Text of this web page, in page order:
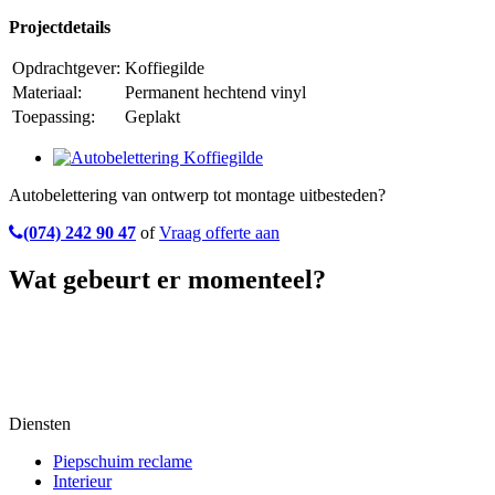
Projectdetails
Opdrachtgever: Koffiegilde
Materiaal:
Permanent hechtend vinyl
Toepassing:
Geplakt
Autobelettering van ontwerp tot montage uitbesteden?
(074) 242 90 47 of Vraag offerte aan
Wat gebeurt er momenteel?
Diensten
Piepschuim reclame
Interieur